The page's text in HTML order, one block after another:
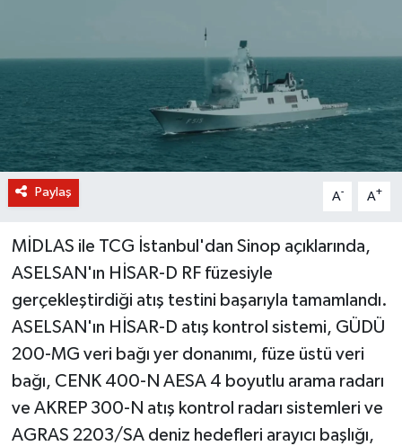
Paylaş A- A+
MİDLAS ile TCG İstanbul'dan Sinop açıklarında,
ASELSAN'ın HİSAR-D RF füzesiyle
gerçekleştirdiği atış testini başarıyla tamamlandı.
ASELSAN'ın HİSAR-D atış kontrol sistemi, GÜDÜ
200-MG veri bağı yer donanımı, füze üstü veri
bağı, CENK 400-N AESA 4 boyutlu arama radarı
ve AKREP 300-N atış kontrol radarı sistemleri ve
AGRAS 2203/SA deniz hedefleri arayıcı başlığı,